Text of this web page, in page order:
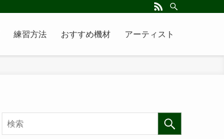
練習方法 おすすめ機材 アーティスト